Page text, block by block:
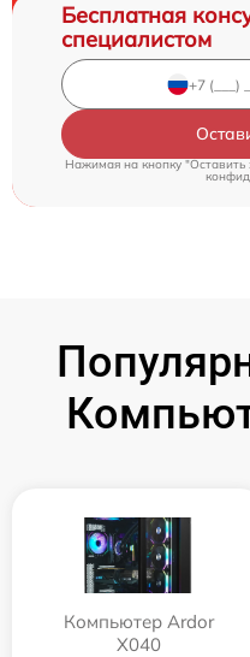
Бесплатная
специалистом
Нажимая на кнопку
Компьютер Ardor
X040